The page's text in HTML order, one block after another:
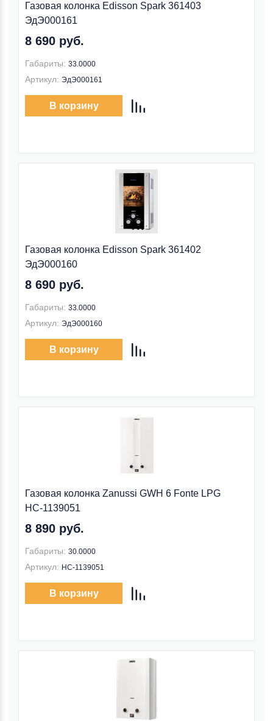
Газовая колонка Edisson Spark 361403
ЭдЭ000161
8 690 руб.
Габариты: 33.0000
Артикул: ЭдЭ000161
В корзину
Газовая колонка Edisson Spark 361402
ЭдЭ000160
8 690 руб.
Габариты: 33.0000
Артикул: ЭдЭ000160
В корзину
Газовая колонка Zanussi GWH 6 Fonte LPG
НС-1139051
8 890 руб.
Габариты: 30.0000
Артикул: НС-1139051
В корзину